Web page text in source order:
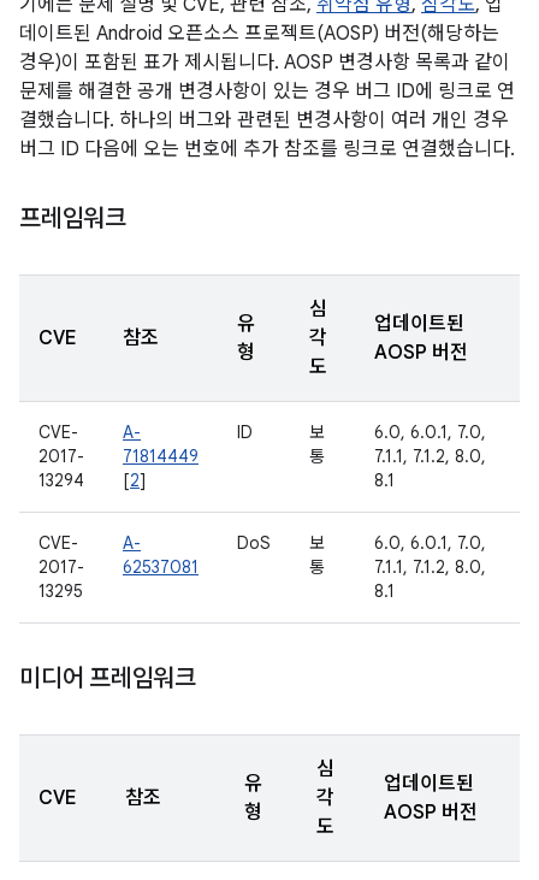
기에는 문제 설명 및 CVE, 관련 참조, 취약점 유형, 심각도, 업
데이트된 Android 오픈소스 프로젝트(AOSP) 버전(해당하는
경우)이 포함된 표가 제시됩니다. AOSP 변경사항 목록과 같이
문제를 해결한 공개 변경사항이 있는 경우 버그 ID에 링크로 연
결했습니다. 하나의 버그와 관련된 변경사항이 여러 개인 경우
버그 ID 다음에 오는 번호에 추가 참조를 링크로 연결했습니다.
프레임워크
CVE 참조
유
형
심
각
도
업데이트된
AOSP 버전
CVE-
2017-
13294
A-
71814449
[2]
ID
보
통
6.0, 6.0.1, 7.0,
7.1.1, 7.1.2, 8.0,
8.1
CVE-
2017-
13295
A-
62537081
DoS
보
통
6.0, 6.0.1, 7.0,
7.1.1, 7.1.2, 8.0,
8.1
미디어 프레임워크
CVE 참조
유
형
심
각
도
업데이트된
AOSP 버전